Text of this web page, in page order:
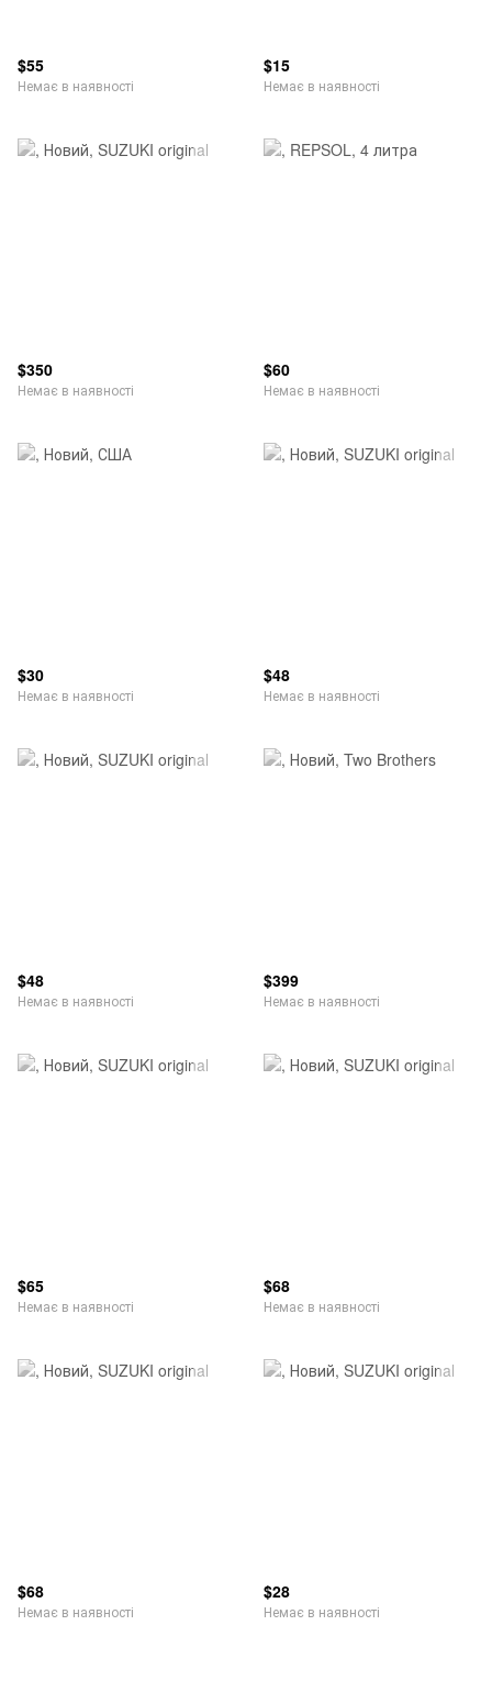
$55
Немає в наявності
$15
Немає в наявності
$350
Немає в наявності
$60
Немає в наявності
$30
Немає в наявності
$48
Немає в наявності
$48
Немає в наявності
$399
Немає в наявності
$65
Немає в наявності
$68
Немає в наявності
$68
Немає в наявності
$28
Немає в наявності